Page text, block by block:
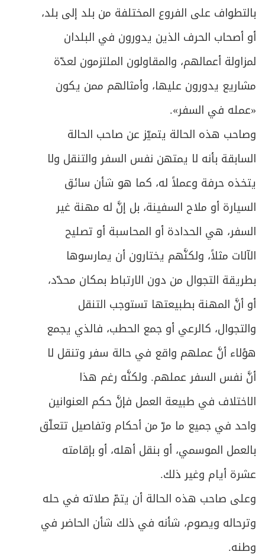
بالتطواف على الفروع المختلفة من بلد إلى بلد،
أو أصحاب الحرف الذين يدورون في البلدان
لمزاولة أعمالهم، والمقاولون الملتزمون لعدّة
مشاريع يدورون عليها، وأمثالهم ممن يكون
«عمله في السفر».
وصاحب هذه الحالة يتميّز عن صاحب الحالة
السابقة بأنه لا يمتهن نفس السفر والتنقل ولا
يتخذه حرفة وعملاً له، كما هو شأن سائق
السيارة أو ملاح السفينة، بل إنَّ له مهنة غير
السفر، هي الحدادة أو المحاسبة أو تصليح
الآلات مثلاً، ولكنَّهم يختارون أن يمارسوها
بطريقة التجوال من دون الارتباط بمكان محدّد،
أو أنَّ المهنة بطبيعتها تستوجب التنقل
والتجوال، كالرعي أو جمع الحطب، فالذي يجمع
هؤلاء أنَّ عملهم واقع في حالة سفر وتنقل لا
أنَّ نفس السفر عملهم. ولكنَّه رغم هذا
الاختلاف في طبيعة العمل فإنَّ حكم العنوانين
واحد في جميع ما مرّ من أحكام وتفاصيل تتعلّق
بالعمل الموسمي، أو بنقل أهله، أو بإقامته
عشرة أيام وغير ذلك.
وعلى صاحب هذه الحالة أن يتمّ صلاته في حله
وترحاله ويصوم، شأنه في ذلك شأن الحاضر في
وطنه.